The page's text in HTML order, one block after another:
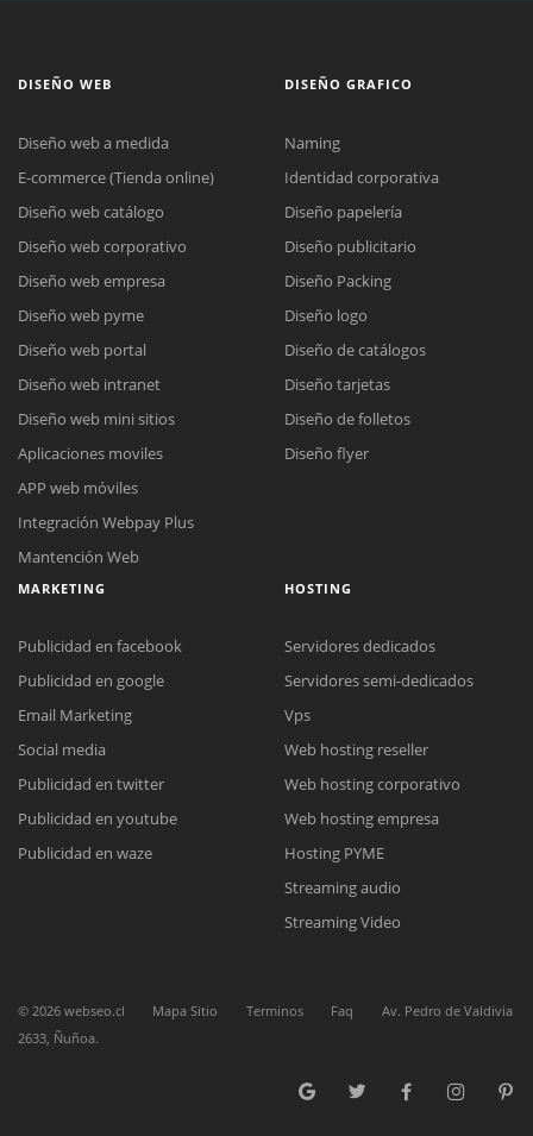
Reunión online
Nuestros ejecutivos le enviarán un correo electrónico con el enlace a
Meet para la reunión online.
Cotización
Complete el formulario y nos contactaremos a la brevedad.
Chat Online
para enviarnos un correo electrónico con sus datos personales.
DISEÑO WEB
Diseño web a medida
E-commerce (Tienda online)
Diseño web catálogo
Diseño web corporativo
Diseño web empresa
Diseño web pyme
Diseño web portal
Diseño web intranet
Diseño web mini sitios
Aplicaciones moviles
APP web móviles
Integración Webpay Plus
Mantención Web
DISEÑO GRAFICO
Naming
Identidad corporativa
Diseño papelería
Diseño publicitario
Diseño Packing
Diseño logo
Diseño de catálogos
Diseño tarjetas
Diseño de folletos
Diseño flyer
MARKETING
Publicidad en facebook
Publicidad en google
Email Marketing
Social media
Publicidad en twitter
Publicidad en youtube
Publicidad en waze
HOSTING
Servidores dedicados
Servidores semi-dedicados
Vps
Web hosting reseller
Web hosting corporativo
Web hosting empresa
Hosting PYME
Streaming audio
Streaming Video
© 2026 webseo.cl Mapa Sitio Terminos Faq
Av. Pedro de Valdivia
2633, Ñuñoa.